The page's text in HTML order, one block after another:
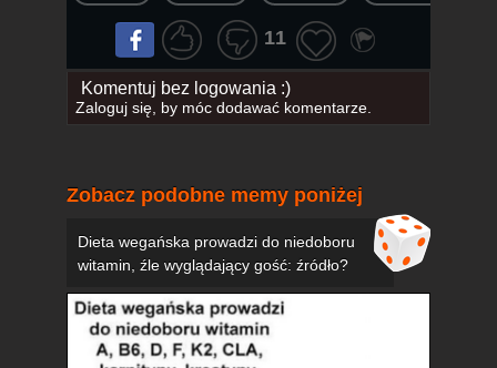
11
Komentuj bez logowania :)
Zaloguj się, by móc dodawać komentarze.
Zobacz podobne memy poniżej
Dieta wegańska prowadzi do niedoboru
witamin, źle wyglądający gość: źródło?